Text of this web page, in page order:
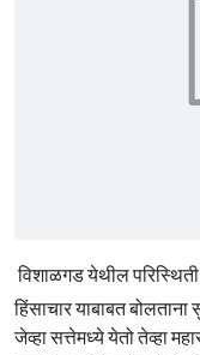
विशाळगड येथील
हिंसाचार याबाबत
जेव्हा सत्तेमध्ये येतो तेव्हा